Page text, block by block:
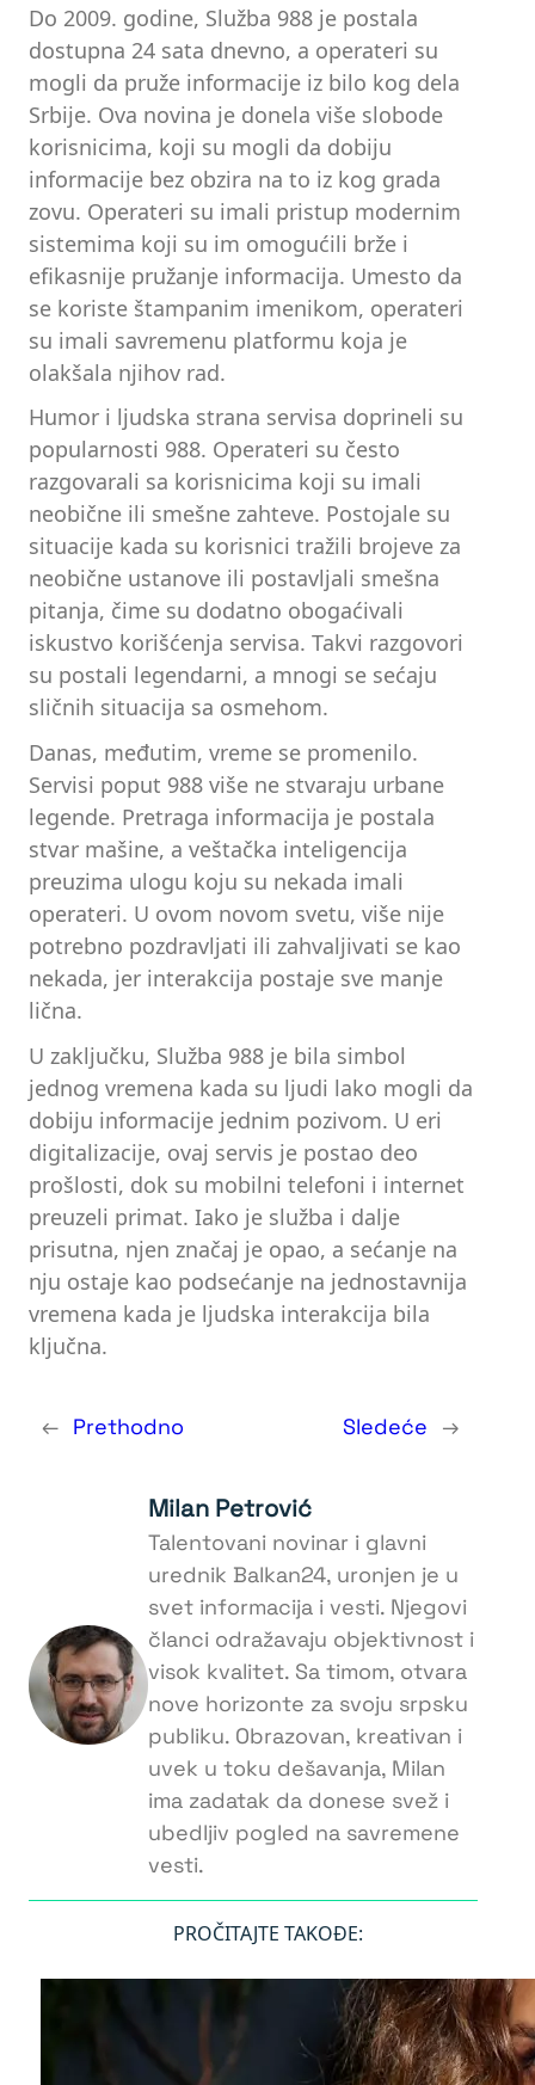
Do 2009. godine, Služba 988 je postala
dostupna 24 sata dnevno, a operateri su
mogli da pruže informacije iz bilo kog dela
Srbije. Ova novina je donela više slobode
korisnicima, koji su mogli da dobiju
informacije bez obzira na to iz kog grada
zovu. Operateri su imali pristup modernim
sistemima koji su im omogućili brže i
efikasnije pružanje informacija. Umesto da
se koriste štampanim imenikom, operateri
su imali savremenu platformu koja je
olakšala njihov rad.
Humor i ljudska strana servisa doprineli su
popularnosti 988. Operateri su često
razgovarali sa korisnicima koji su imali
neobične ili smešne zahteve. Postojale su
situacije kada su korisnici tražili brojeve za
neobične ustanove ili postavljali smešna
pitanja, čime su dodatno obogaćivali
iskustvo korišćenja servisa. Takvi razgovori
su postali legendarni, a mnogi se sećaju
sličnih situacija sa osmehom.
Danas, međutim, vreme se promenilo.
Servisi poput 988 više ne stvaraju urbane
legende. Pretraga informacija je postala
stvar mašine, a veštačka inteligencija
preuzima ulogu koju su nekada imali
operateri. U ovom novom svetu, više nije
potrebno pozdravljati ili zahvaljivati se kao
nekada, jer interakcija postaje sve manje
lična.
U zaključku, Služba 988 je bila simbol
jednog vremena kada su ljudi lako mogli da
dobiju informacije jednim pozivom. U eri
digitalizacije, ovaj servis je postao deo
prošlosti, dok su mobilni telefoni i internet
preuzeli primat. Iako je služba i dalje
prisutna, njen značaj je opao, a sećanje na
nju ostaje kao podsećanje na jednostavnija
vremena kada je ljudska interakcija bila
ključna.
← Prethodno Sledeće →
Milan Petrović
Talentovani novinar i glavni
urednik Balkan24, uronjen je u
svet informacija i vesti. Njegovi
članci odražavaju objektivnost i
visok kvalitet. Sa timom, otvara
nove horizonte za svoju srpsku
publiku. Obrazovan, kreativan i
uvek u toku dešavanja, Milan
ima zadatak da donese svež i
ubedljiv pogled na savremene
vesti.
PROČITAJTE TAKOĐE: